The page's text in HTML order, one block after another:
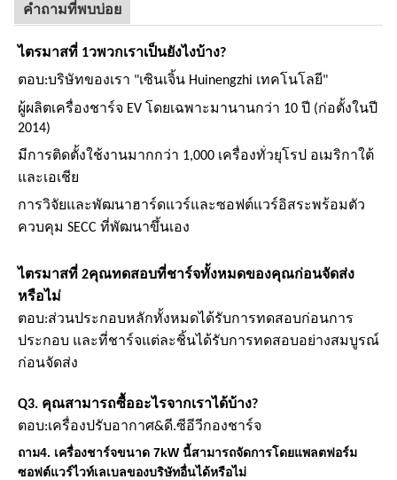
คำถามที่พบบ่อย
ไตรมาสที่ 1วพวกเราเป็นยังไงบ้าง?
ตอบ:บริษัทของเรา "เซินเจิ้น Huinengzhi เทคโนโลยี"
ผู้ผลิตเครื่องชาร์จ EV โดยเฉพาะมานานกว่า 10 ปี (ก่อตั้งในปี
2014)
มีการติดตั้งใช้งานมากกว่า 1,000 เครื่องทั่วยุโรป อเมริกาใต้
และเอเชีย
การวิจัยและพัฒนาฮาร์ดแวร์และซอฟต์แวร์อิสระพร้อมตัว
ควบคุม SECC ที่พัฒนาขึ้นเอง
ไตรมาสที่ 2คุณทดสอบที่ชาร์จทั้งหมดของคุณก่อนจัดส่ง
หรือไม่
ตอบ:ส่วนประกอบหลักทั้งหมดได้รับการทดสอบก่อนการ
ประกอบ และที่ชาร์จแต่ละชิ้นได้รับการทดสอบอย่างสมบูรณ์
ก่อนจัดส่ง
Q3. คุณสามารถซื้ออะไรจากเราได้บ้าง?
ตอบ:เครื่องปรับอากาศ&ดี.ซีอีวีกองชาร์จ
ถาม4. เครื่องชาร์จขนาด 7kW นี้สามารถจัดการโดยแพลตฟอร์ม
ซอฟต์แวร์ไวท์เลเบลของบริษัทอื่นได้หรือไม่